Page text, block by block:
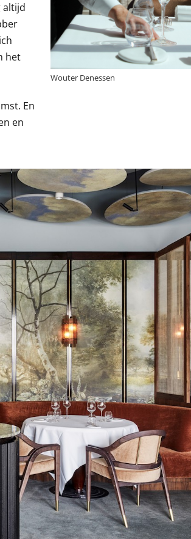
altijd
het
En
en
Wouter Denessen